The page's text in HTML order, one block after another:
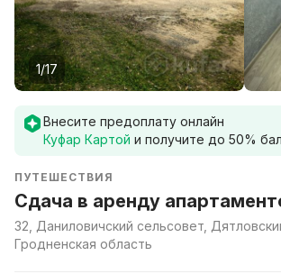
1/17
Внесите предоплату онлайн
Куфар Картой и получите до 50%
ПУТЕШЕСТВИЯ
Сдача в аренду
32, Даниловичский сельсовет,
Гродненская область